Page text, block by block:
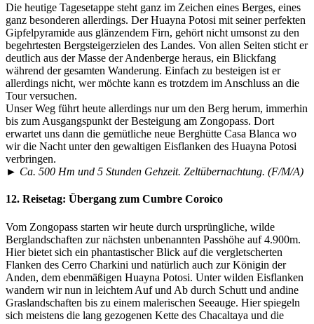
Die heutige Tagesetappe steht ganz im Zeichen eines Berges, eines
ganz besonderen allerdings. Der Huayna Potosi mit seiner perfekten
Gipfelpyramide aus glänzendem Firn, gehört nicht umsonst zu den
begehrtesten Bergsteigerzielen des Landes. Von allen Seiten sticht er
deutlich aus der Masse der Andenberge heraus, ein Blickfang
während der gesamten Wanderung. Einfach zu besteigen ist er
allerdings nicht, wer möchte kann es trotzdem im Anschluss an die
Tour versuchen.
Unser Weg führt heute allerdings nur um den Berg herum, immerhin
bis zum Ausgangspunkt der Besteigung am Zongopass. Dort
erwartet uns dann die gemütliche neue Berghütte Casa Blanca wo
wir die Nacht unter den gewaltigen Eisflanken des Huayna Potosi
verbringen.
► Ca. 500 Hm und 5 Stunden Gehzeit. Zeltübernachtung. (F/M/A)
12. Reisetag: Übergang zum Cumbre Coroico
Vom Zongopass starten wir heute durch ursprüngliche, wilde
Berglandschaften zur nächsten unbenannten Passhöhe auf 4.900m.
Hier bietet sich ein phantastischer Blick auf die vergletscherten
Flanken des Cerro Charkini und natürlich auch zur Königin der
Anden, dem ebenmäßigen Huayna Potosi. Unter wilden Eisflanken
wandern wir nun in leichtem Auf und Ab durch Schutt und andine
Graslandschaften bis zu einem malerischen Seeauge. Hier spiegeln
sich meistens die lang gezogenen Kette des Chacaltaya und die